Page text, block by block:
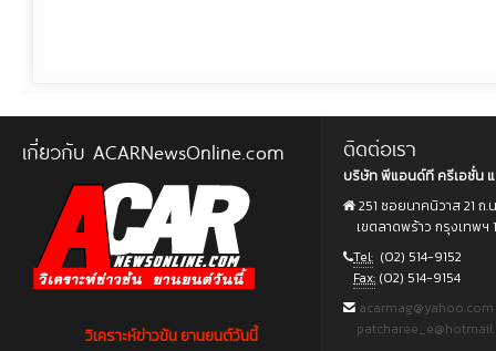
เกี่ยวกับ ACARNewsOnline.com
วิเคราะห์ข่าวข้น ยานยนต์วันนี้
ติดต่อเรา
บริษัท พีแอนด์ที ครีเอชั่น
251 ซอยนาคนิวาส 21 ถ
เขตลาดพร้าว กรุงเทพฯ
Tel: (02) 514-9152
Fax: (02) 514-9154
acarmag@yahoo.com